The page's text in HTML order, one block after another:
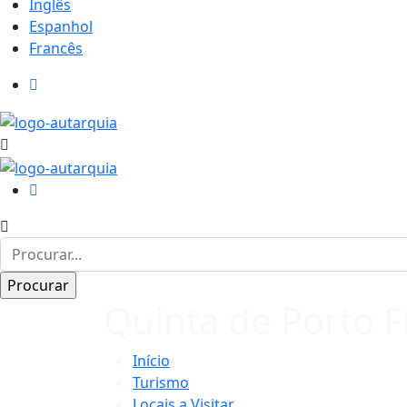
Inglês
Espanhol
Francês
Início
Turismo